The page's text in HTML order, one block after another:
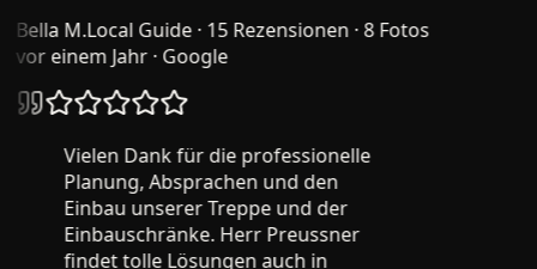
Bella M.Local Guide · 15 Rezensionen · 8 Fotos
vor einem Jahr· Google
Vielen Dank für die professionelle
Planung, Absprachen und den
Einbau unserer Treppe und der
Einbauschränke. Herr Preussner
findet tolle Lösungen auch in